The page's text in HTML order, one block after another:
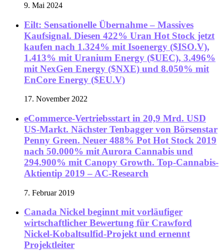
9. Mai 2024
Eilt: Sensationelle Übernahme – Massives
Kaufsignal. Diesen 422% Uran Hot Stock jetzt
kaufen nach 1.324% mit Isoenergy ($ISO.V),
1.413% mit Uranium Energy ($UEC), 3.496%
mit NexGen Energy ($NXE) und 8.050% mit
EnCore Energy ($EU.V)
17. November 2022
eCommerce-Vertriebsstart in 20,9 Mrd. USD
US-Markt. Nächster Tenbagger von Börsenstar
Penny Green. Neuer 488% Pot Hot Stock 2019
nach 50.000% mit Aurora Cannabis und
294.900% mit Canopy Growth. Top-Cannabis-
Aktientip 2019 – AC-Research
7. Februar 2019
Canada Nickel beginnt mit vorläufiger
wirtschaftlicher Bewertung für Crawford
Nickel-Kobaltsulfid-Projekt und ernennt
Projektleiter